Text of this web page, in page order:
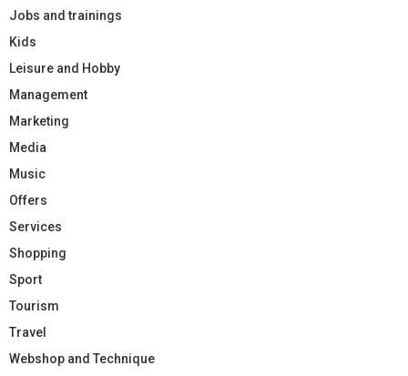
Jobs and trainings
Kids
Leisure and Hobby
Management
Marketing
Media
Music
Offers
Services
Shopping
Sport
Tourism
Travel
Webshop and Technique